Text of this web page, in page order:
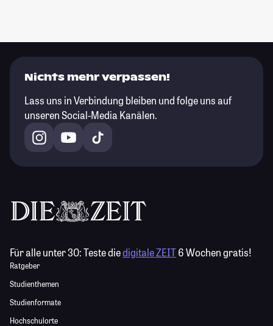
Nichts mehr verpassen!
Lass uns in Verbindung bleiben und folge uns auf
unseren Social-Media Kanälen.
Für alle unter 30:Teste diedigitale ZEIT6 Wochen gratis!
Ratgeber
Studienthemen
Studienformate
Hochschulorte